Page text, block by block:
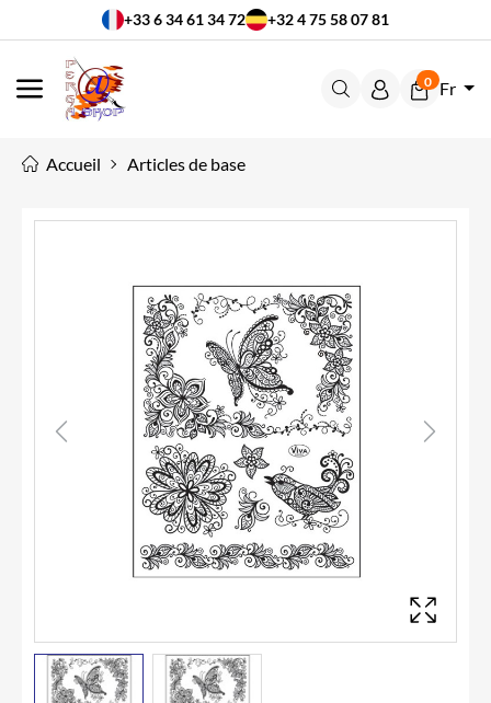
+33 6 34 61 34 72 +32 4 75 58 07 81
MENU
0 Fr
Accueil Articles de base
Previous Next